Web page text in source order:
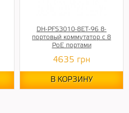
DH-PFS3010-8ET-96 8-
портовый коммутатор с 8
РоЕ портами
4635 грн
В КОРЗИНУ